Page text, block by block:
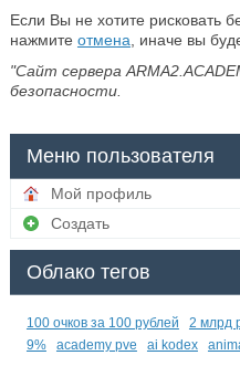
Если Вы не хотите рисковать
нажмите отмена , иначе вы
"Сайт сервера
безопасности.
Меню пользователя
Мой профиль
Создать
Облако тегов
100 очков за 100 рублей 2 млрд
9%
academy pve ai kodex